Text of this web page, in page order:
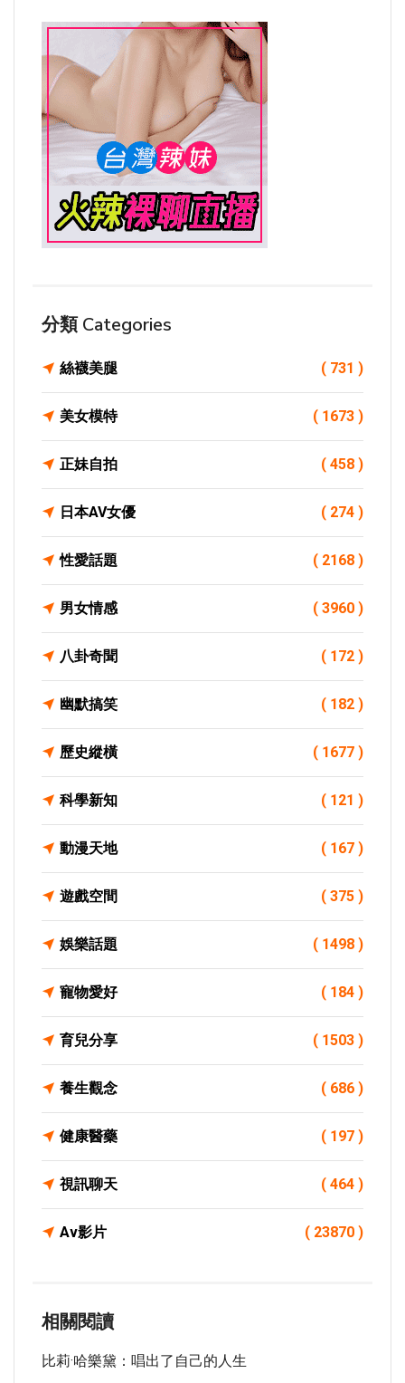
分類 Categories
絲襪美腿 ( 731 )
美女模特 ( 1673 )
正妹自拍 ( 458 )
日本AV女優 ( 274 )
性愛話題 ( 2168 )
男女情感 ( 3960 )
八卦奇聞 ( 172 )
幽默搞笑 ( 182 )
歷史縱橫 ( 1677 )
科學新知 ( 121 )
動漫天地 ( 167 )
遊戲空間 ( 375 )
娛樂話題 ( 1498 )
寵物愛好 ( 184 )
育兒分享 ( 1503 )
養生觀念 ( 686 )
健康醫藥 ( 197 )
視訊聊天 ( 464 )
Av影片 ( 23870 )
相關閱讀
比莉·哈樂黛：唱出了自己的人生